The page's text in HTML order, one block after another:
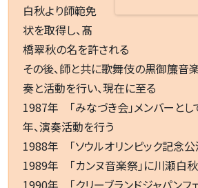
白秋より師範免
状を取得し、髙
橋翠秋の名を許される
その後、師と共に歌舞伎の黒御簾音
奏と活動を行い、現在に至る
1987年 「みなづき会」メンバーと
年、演奏活動を行う
1988年 「ソウルオリンピック記念公
1989年 「カンヌ音楽祭」に川瀬白
1990年 「クリーブランドジャパンフ